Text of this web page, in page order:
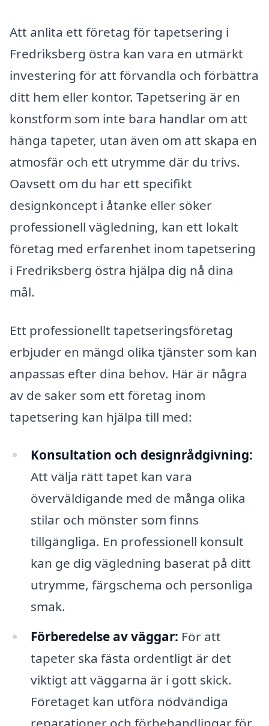
Att anlita ett företag för tapetsering i
Fredriksberg östra kan vara en utmärkt
investering för att förvandla och förbättra
ditt hem eller kontor. Tapetsering är en
konstform som inte bara handlar om att
hänga tapeter, utan även om att skapa en
atmosfär och ett utrymme där du trivs.
Oavsett om du har ett specifikt
designkoncept i åtanke eller söker
professionell vägledning, kan ett lokalt
företag med erfarenhet inom tapetsering
i Fredriksberg östra hjälpa dig nå dina
mål.
Ett professionellt tapetseringsföretag
erbjuder en mängd olika tjänster som kan
anpassas efter dina behov. Här är några
av de saker som ett företag inom
tapetsering kan hjälpa till med:
Konsultation och designrådgivning:
Att välja rätt tapet kan vara
överväldigande med de många olika
stilar och mönster som finns
tillgängliga. En professionell konsult
kan ge dig vägledning baserat på ditt
utrymme, färgschema och personliga
smak.
Förberedelse av väggar: För att
tapeter ska fästa ordentligt är det
viktigt att väggarna är i gott skick.
Företaget kan utföra nödvändiga